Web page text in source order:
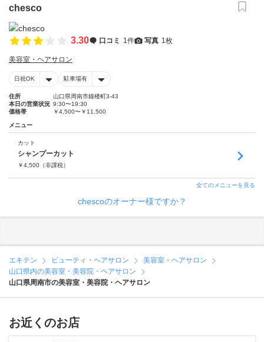
chesco
3.30 口コミ 1件 写真 1枚
美容室・ヘアサロン
日祝OK 駐車場有
住所
山口県周南市鐘楼町3-43
本日の営業状況 9:30〜19:30
価格帯
￥4,500〜￥11,500
メニュー
カット
シャンプーカット
￥4,500 （非課税）
全てのメニューを見る
chescoのオーナー様ですか？
エキテン ビューティ・ヘアサロン
美容室・ヘアサロン
山口県内の美容室・美容院・ヘアサロン
山口県周南市の美容室・美容院・ヘアサロン
お近くのお店